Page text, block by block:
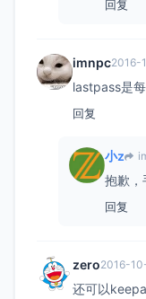
回复
imnpc2016-
lastpass是
回复
小z
抱歉，
回复
zero2016-
还可以